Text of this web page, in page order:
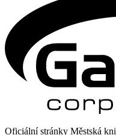
Oficiální stránky Městská